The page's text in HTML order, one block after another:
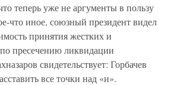
теперь уже не аргументы в пользу
что иное, союзный президент видел
принятия жестких и
пресечению ликвидации
свидетельствует: Горбачев
все точки над «и».